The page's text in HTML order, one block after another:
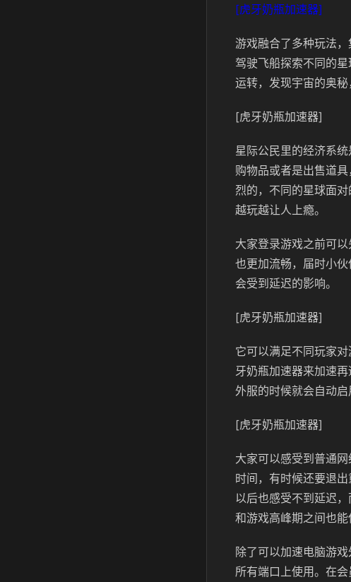
[虎牙奶瓶加速器]
游戏融合了多种玩法
驾驶飞船探索不同的
运转，发现宇宙的奥秘
[虎牙奶瓶加速器]
星际公民里的经济系
购物品或者是出售道
烈的，不同的星球面
越玩越让人上瘾。
大家登录游戏之前可
也更加流畅，届时小
会受到延迟的影响。
[虎牙奶瓶加速器]
它可以满足不同玩家
牙奶瓶加速器来加速
外服的时候就会自动启
[虎牙奶瓶加速器]
大家可以感受到普通
时间，有时候还要退
以后也感受不到延迟
和游戏高峰期之间也能
除了可以加速电脑游
所有端口上使用。在